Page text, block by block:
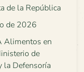
de la República
de 2026
Alimentos en
de
la Defensoría